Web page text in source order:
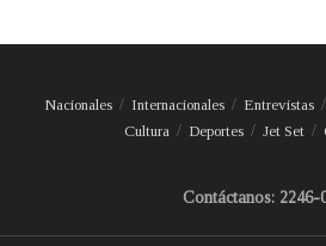
Nacionales Internacionales Entrevistas
Cultura
Deportes Jet Set
Contáctanos: 2246-